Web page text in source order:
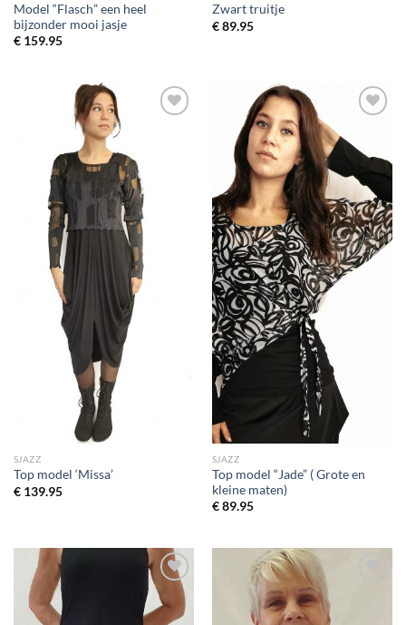
Model “Flasch” een heel
bijzonder mooi jasje
€159.95
Zwart truitje
€89.95
SJAZZ
Top model ‘Missa’
€139.95
Toevoegen
aan
wenslijst
SJAZZ
Top model “Jade” ( Grote en
kleine maten)
€89.95
Toevoegen
aan
wenslijst